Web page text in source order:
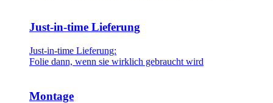
Just-in-time Lieferung
Just-in-time Lieferung:
Folie dann, wenn sie wirklich gebraucht wird
Montage